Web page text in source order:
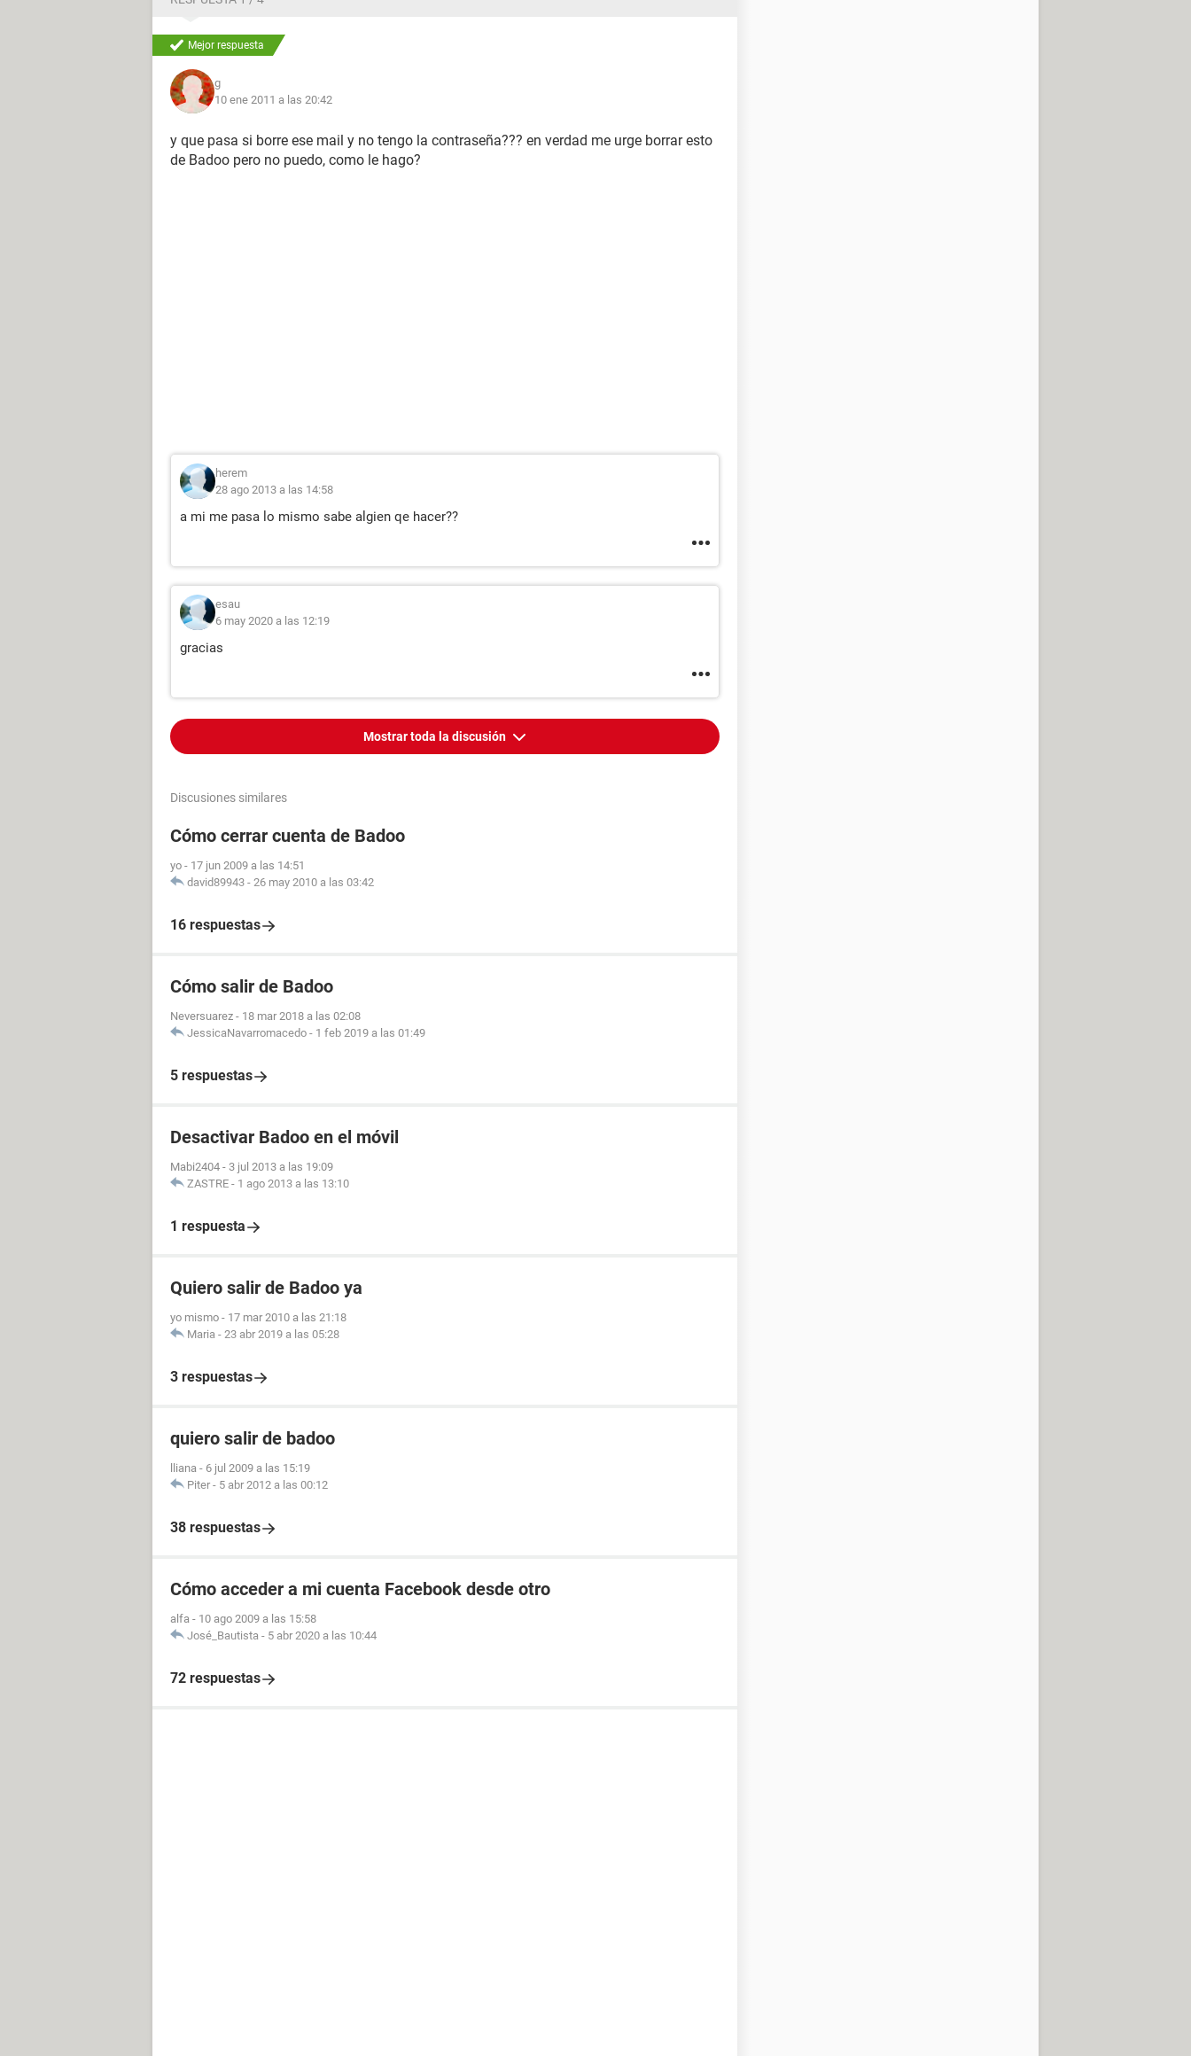
Mejor respuesta
g
10 ene 2011 a las 20:42
y que pasa si borre ese mail y no tengo la contraseña??? en verdad me urge borrar esto
de Badoo pero no puedo, como le hago?
herem
28 ago 2013 a las 14:58
a mi me pasa lo mismo sabe algien qe hacer??
esau
6 may 2020 a las 12:19
gracias
Mostrar toda la discusión
Discusiones similares
Cómo cerrar cuenta de Badoo
yo - 17 jun 2009 a las 14:51
david89943 - 26 may 2010 a las 03:42
16 respuestas
Cómo salir de Badoo
Neversuarez - 18 mar 2018 a las 02:08
JessicaNavarromacedo - 1 feb 2019 a las 01:49
5 respuestas
Desactivar Badoo en el móvil
Mabi2404 - 3 jul 2013 a las 19:09
ZASTRE - 1 ago 2013 a las 13:10
1 respuesta
Quiero salir de Badoo ya
yo mismo - 17 mar 2010 a las 21:18
Maria - 23 abr 2019 a las 05:28
3 respuestas
quiero salir de badoo
lliana - 6 jul 2009 a las 15:19
Piter - 5 abr 2012 a las 00:12
38 respuestas
Cómo acceder a mi cuenta Facebook desde otro
alfa - 10 ago 2009 a las 15:58
José_Bautista - 5 abr 2020 a las 10:44
72 respuestas